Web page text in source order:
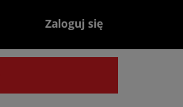
Zaloguj się